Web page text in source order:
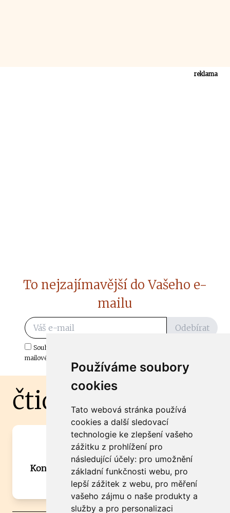
Používáme soubory
cookies
Tato webová stránka používá
cookies a další sledovací
technologie ke zlepšení vašeho
zážitku z prohlížení pro
následující účely: pro umožnění
základní funkčnosti webu, pro
lepší zážitek z webu, pro měření
vašeho zájmu o naše produkty a
služby a pro personalizaci
reklama
To nejzajímavější do Vašeho e-
mailu
Odebírat
Souhlasím s odběrem důležitých zpráv ze ČtiDoma.cz do mé e-
mailové schránky.
čtidoma.cz
Máte zajímavou informaci? Chcete
spolupracovat?
Kontaktujte šéfredaktora Martina Chalupu:
chalupa@ctidoma.cz